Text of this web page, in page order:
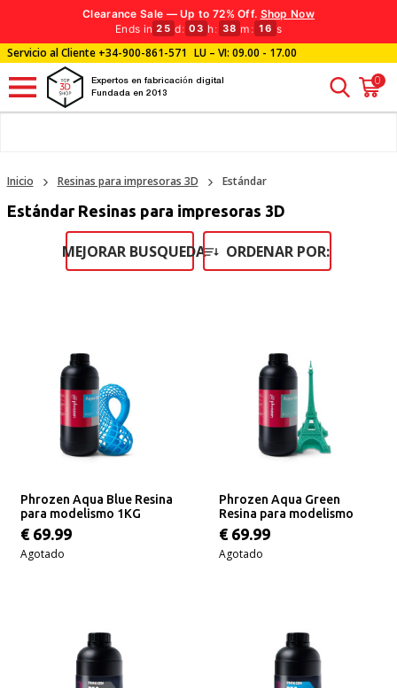
Clearance Sale — Up to 72% Off. Shop Now
Ends in 25 d: 03 h: 38 m : 14 s
Servicio al Cliente +34-900-861-571 LU – VI: 09.00 - 17.00
Expertos en fabricación digital
Fundada en 2013
0
Inicio Resinas para impresoras 3D Estándar
Estándar Resinas para impresoras 3D
MEJORAR BUSQUEDA ORDENAR POR:
Phrozen Aqua Blue Resina
para modelismo 1KG
€ 69.99
Agotado
Phrozen Aqua Green
Resina para modelismo
1KG
€ 69.99
Agotado